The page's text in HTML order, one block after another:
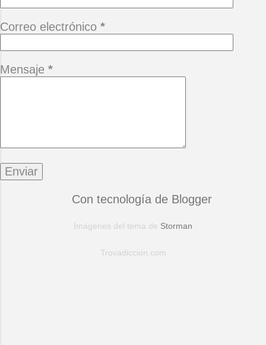
Correo electrónico *
Mensaje *
Con tecnología de Blogger
Imágenes del tema de Storman
Trovadiccion.com